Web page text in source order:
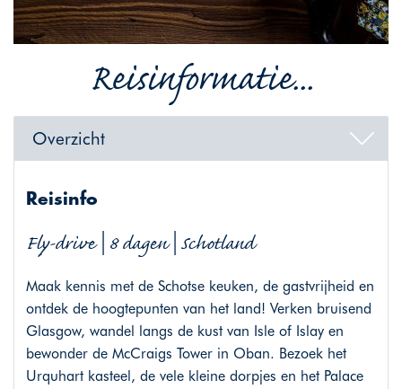
Reisinformatie...
Overzicht
Reisinfo
Fly-drive | 8 dagen | Schotland
Maak kennis met de Schotse keuken, de gastvrijheid en
ontdek de hoogtepunten van het land! Verken bruisend
Glasgow, wandel langs de kust van Isle of Islay en
bewonder de McCraigs Tower in Oban. Bezoek het
Urquhart kasteel, de vele kleine dorpjes en het Palace